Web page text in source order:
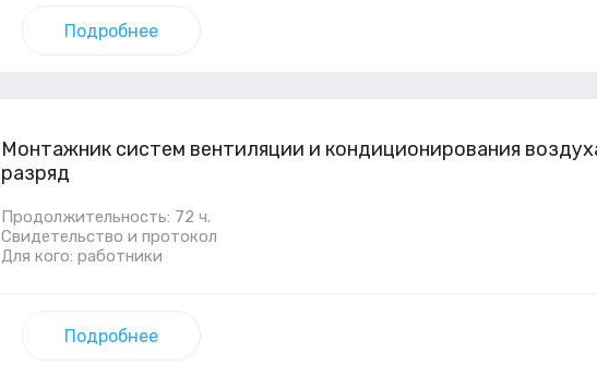
Подробнее
Монтажник систем вентиляции и кондиционирования
разряд
Продолжительность: 72 ч.
Свидетельство и протокол
Для кого: работники
Подробнее